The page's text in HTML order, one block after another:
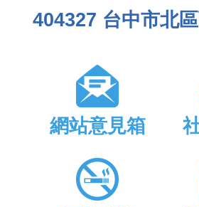
404327 台中市北
網站意見箱